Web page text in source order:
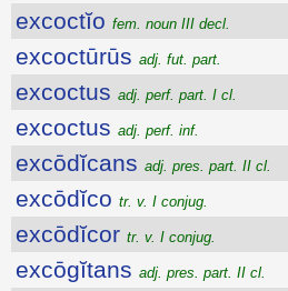
excoctĭo fem. noun III decl.
excoctūrūs adj. fut. part.
excoctus adj. perf. part. I cl.
excoctus adj. perf. inf.
excōdĭcans adj. pres. part. II cl.
excōdĭco tr. v. I conjug.
excōdĭcor tr. v. I conjug.
excōgĭtans adj. pres. part. II cl.